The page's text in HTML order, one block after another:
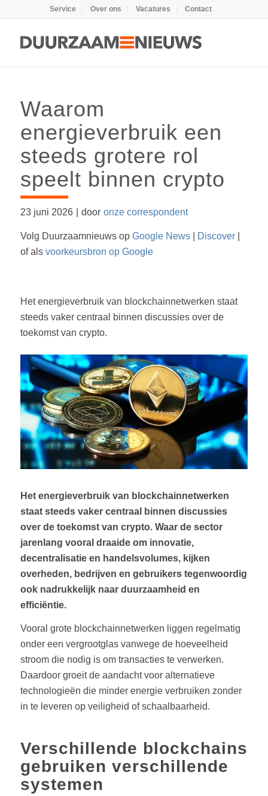
Service Over ons Vacatures Contact
Waarom
energieverbruik een
steeds grotere rol
speelt binnen crypto
23 juni 2026 door onze correspondent
Volg Duurzaamnieuws op Google News| Discover|
of als voorkeursbron op Google
Het energieverbruik van blockchainnetwerken staat
steeds vaker centraal binnen discussies over de
toekomst van crypto.
Het energieverbruik van blockchainnetwerken
staat steeds vaker centraal binnen discussies
over de toekomst van crypto. Waar de sector
jarenlang vooral draaide om innovatie,
decentralisatie en handelsvolumes, kijken
overheden, bedrijven en gebruikers tegenwoordig
ook nadrukkelijk naar duurzaamheid en
efficiëntie.
Vooral grote blockchainnetwerken liggen regelmatig
onder een vergrootglas vanwege de hoeveelheid
stroom die nodig is om transacties te verwerken.
Daardoor groeit de aandacht voor alternatieve
technologieën die minder energie verbruiken zonder
in te leveren op veiligheid of schaalbaarheid.
Verschillende blockchains
gebruiken verschillende
systemen